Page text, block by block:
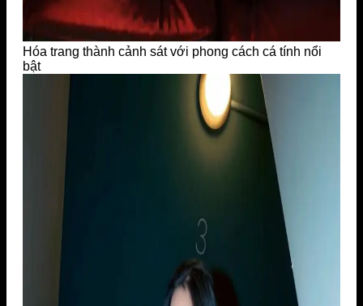
Hóa trang thành cảnh sát với phong cách cá tính nổi
bật